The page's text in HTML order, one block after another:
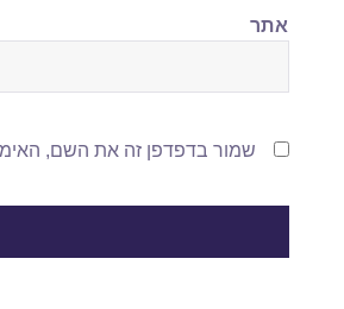
אתר
שמור בדפדפן זה את השם,